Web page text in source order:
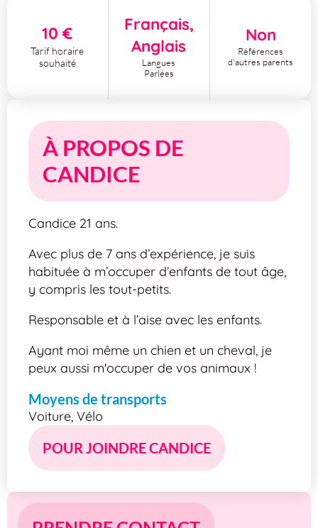
10 €
Tarif horaire
souhaité
Français,
Anglais
Langues
Parlées
Non
Références
d'autres parents
À PROPOS DE
CANDICE
Candice 21 ans.
Avec plus de 7 ans d’expérience, je suis
habituée à m’occuper d’enfants de tout âge,
y compris les tout-petits.
Responsable et à l’aise avec les enfants.
Ayant moi même un chien et un cheval, je
peux aussi m'occuper de vos animaux !
Moyens de transports
Voiture, Vélo
POUR JOINDRE CANDICE